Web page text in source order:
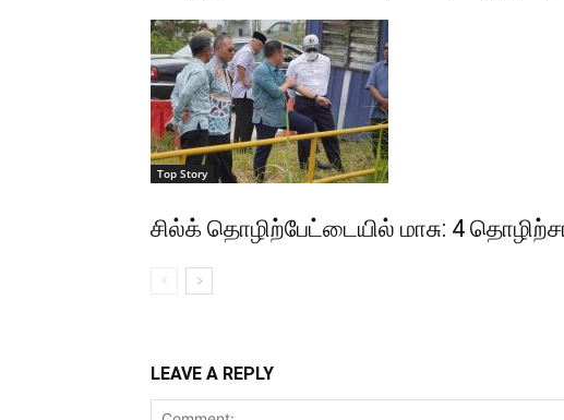
Top Story
சில்க் தொழிற்பேட்டையில் மாசு: 4
LEAVE A REPLY